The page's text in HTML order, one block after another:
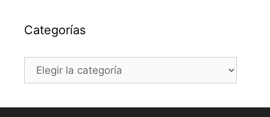
Categorías
Categorías